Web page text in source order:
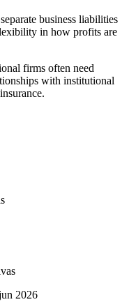
business liabilities
in how profits are
firms often need
with institutional
2026